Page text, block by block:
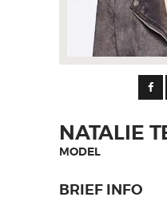
NATALIE
MODEL
BRIEF INFO